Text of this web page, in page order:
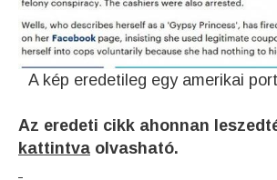
A kép eredetileg egy amerikai
Az eredeti cikk ahonnan
kattintva olvasható.